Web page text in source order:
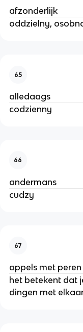
afzonderlijk
oddzielny,
65
alledaags
codzienny
66
andermans
cudzy
67
appels met
het betekent dat
dingen met